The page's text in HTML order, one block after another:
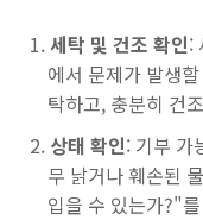
세탁 및 건조 확인:
에서 문제가 발생
탁하고, 충분히 건
상태 확인: 기부 가
무 낡거나 훼손된
입을 수 있는가?"